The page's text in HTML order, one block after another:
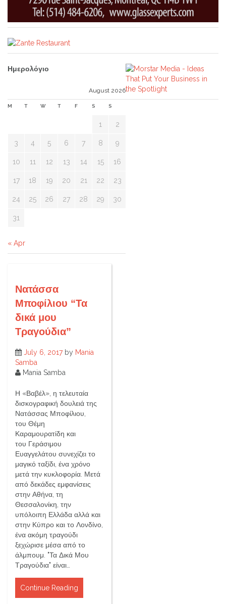
Ημερολόγιο
August 2026
M T W T F S S
1 2
3 4 5 6 7 8 9
10 11 12 13 14 15 16
17 18 19 20 21 22 23
24 25 26 27 28 29 30
31
« Apr
Νατάσσα
Μποφίλιου “Τα
δικά μου
Τραγούδια”
July 6, 2017by Mania
Samba
Mania Samba
Η «Βαβέλ», η τελευταία
δισκογραφική δουλειά της
Νατάσσας Μποφίλιου,
του Θέμη
Καραμουρατίδη και
του Γεράσιμου
Ευαγγελάτου συνεχίζει το
μαγικό ταξίδι, ένα χρόνο
μετά την κυκλοφορία. Μετά
από δεκάδες εμφανίσεις
στην Αθήνα, τη
Θεσσαλονίκη, την
υπόλοιπη Ελλάδα αλλά και
στην Κύπρο και το Λονδίνο,
ένα ακόμη τραγούδι
ξεχώρισε μέσα από το
άλμπουμ. "Τα Δικά Μου
Τραγούδια" είναι…
Continue Reading